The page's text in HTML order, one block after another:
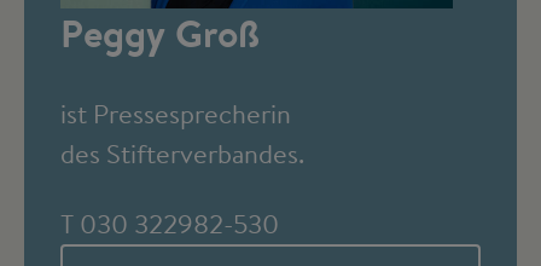
Peggy Groß
ist Pressesprecherin
des Stifterverbandes.
T 030 322982-530